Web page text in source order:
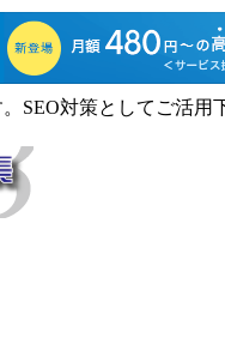
SEO対策としてご活用